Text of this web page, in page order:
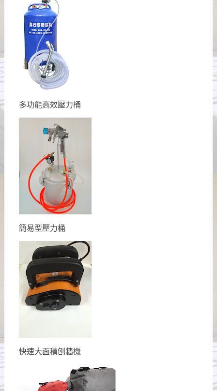
多功能高效壓力桶
簡易型壓力桶
快速大面積刨牆機